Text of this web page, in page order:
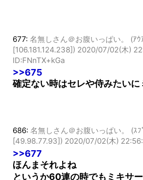
677:名無しさん＠お腹いっぱい。 (ｱｳ
[106.181.124.238])
ID:FNnTX+kGa
>>675
686:名無しさん＠お腹いっぱい。 (ｽ
[49.98.77.93])
>>677
ほんまそれよね